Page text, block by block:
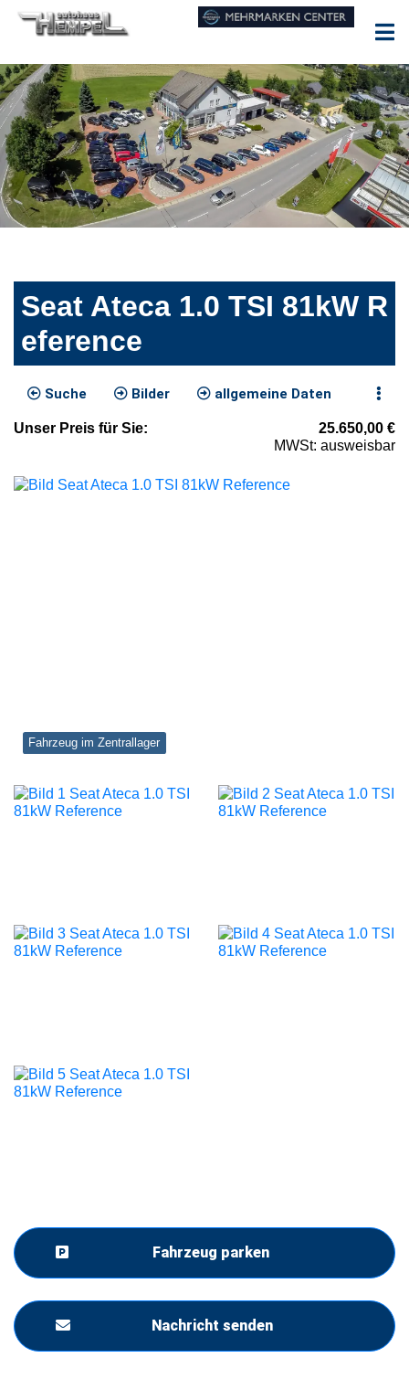
Seat Ateca 1.0 TSI 81kW R
eference
Suche Bilder allgemeine Daten
Unser Preis für Sie: 25.650,00 €
MWSt: ausweisbar
Fahrzeug im Zentrallager
Fahrzeug parken
Nachricht senden